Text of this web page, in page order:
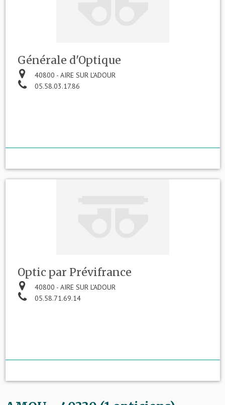
Générale d'Optique
40800 - AIRE SUR L'ADOUR
05.58.03.17.86
Optic par Prévifrance
40800 - AIRE SUR L'ADOUR
05.58.71.69.14